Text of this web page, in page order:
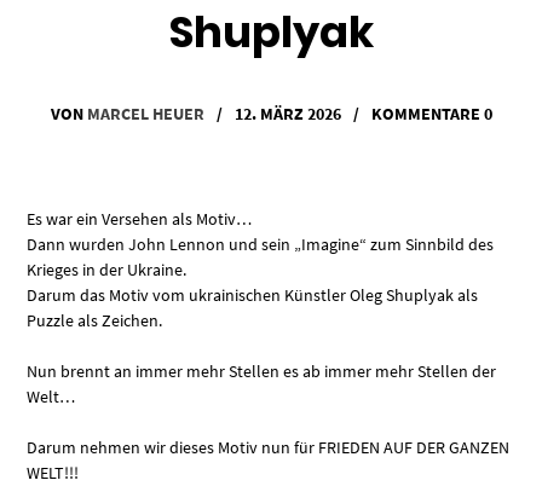
Shuplyak
VON MARCEL HEUER / 12. MÄRZ 2026 / KOMMENTARE 0
Es war ein Versehen als Motiv…
Dann wurden John Lennon und sein „Imagine“ zum Sinnbild des
Krieges in der Ukraine.
Darum das Motiv vom ukrainischen Künstler Oleg Shuplyak als
Puzzle als Zeichen.
Nun brennt an immer mehr Stellen es ab immer mehr Stellen der
Welt…
Darum nehmen wir dieses Motiv nun für FRIEDEN AUF DER GANZEN
WELT!!!